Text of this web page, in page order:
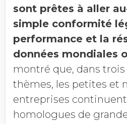
sont prêtes à aller
simple conformité
performance et la
données mondiales
montré que, dans
thèmes, les petites et
entreprises
homologues de